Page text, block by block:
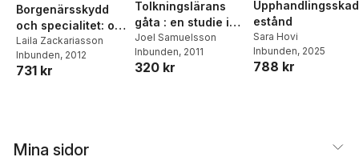
Borgenärsskydd
och specialitet: om
identitet, individuell
bestämning och
individualisering
har uppstått och
Laila Zackariasson
Inbunden, 2012
731 kr
Tolkningslärans
gåta : en studie i
avtalsrätt
Joel Samuelsson
Inbunden, 2011
320 kr
Upphandlingsskad
estånd
Sara Hovi
Inbunden, 2025
788 kr
Mina sidor